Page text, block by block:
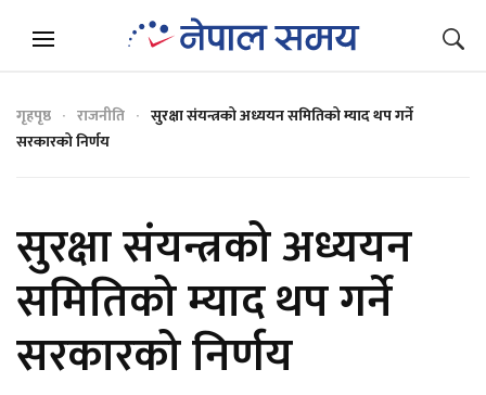
गृहपृष्ठ राजनीति
सुरक्षा संयन्त्रको अध्ययन समितिको म्याद थप गर्ने
सरकारको निर्णय
सुरक्षा संयन्त्रको अध्ययन
समितिको म्याद थप गर्ने
सरकारको निर्णय